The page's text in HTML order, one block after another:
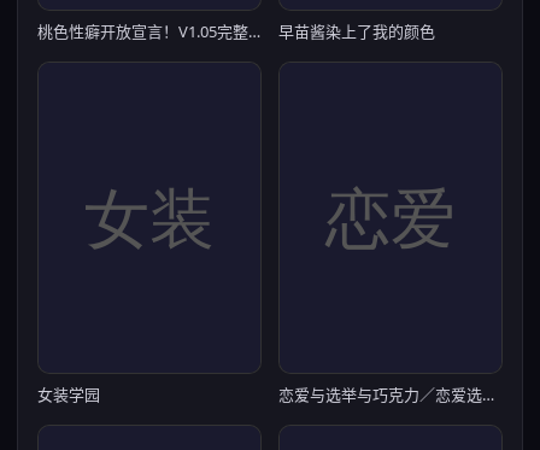
桃色性癖开放宣言！V1.05完整汉化版 早苗酱染上了我的颜色
女装学园 恋爱与选举与巧克力／恋爱选举巧克力